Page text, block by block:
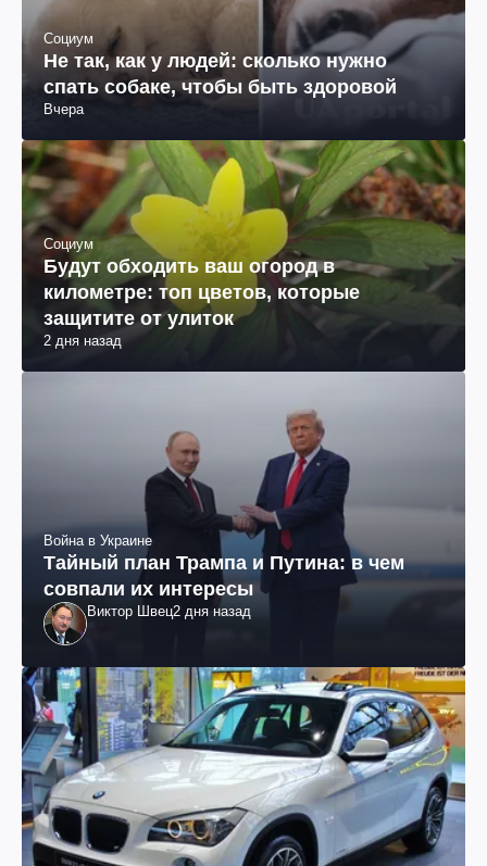
Социум
Не так, как у людей: сколько нужно
спать собаке, чтобы быть здоровой
Вчера
Социум
Будут обходить ваш огород в
километре: топ цветов, которые
защитите от улиток
2 дня назад
Война в Украине
Тайный план Трампа и Путина: в чем
совпали их интересы
Виктор Швец2 дня назад